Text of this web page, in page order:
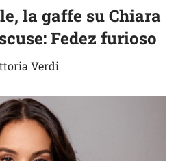
la gaffe su Chiara
Fedez furioso
Verdi